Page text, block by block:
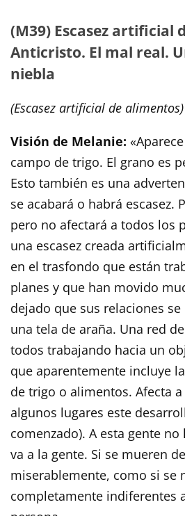
(M39) Escasez artificial
Anticristo. El mal real.
niebla
(Escasez artificial de alimentos)
Visión de Melanie:
campo de trigo. El grano es
Esto también es una
se acabará o habrá escasez.
pero no afectará a todos los
una escasez creada
en el trasfondo que están
planes y que han movido
dejado que sus relaciones
una tela de araña. Una red
todos trabajando hacia un
que aparentemente incluye
de trigo o alimentos. Afecta
algunos lugares este
comenzado). A esta gente
va a la gente. Si se mueren
miserablemente, como si se
completamente indiferentes